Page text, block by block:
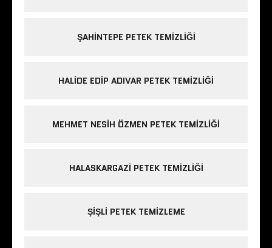
ŞAHINTEPE PETEK TEMIZLIĞI
HALIDE EDIP ADIVAR PETEK TEMIZLIĞI
MEHMET NESIH ÖZMEN PETEK TEMIZLIĞI
HALASKARGAZI PETEK TEMIZLIĞI
ŞIŞLI PETEK TEMIZLEME